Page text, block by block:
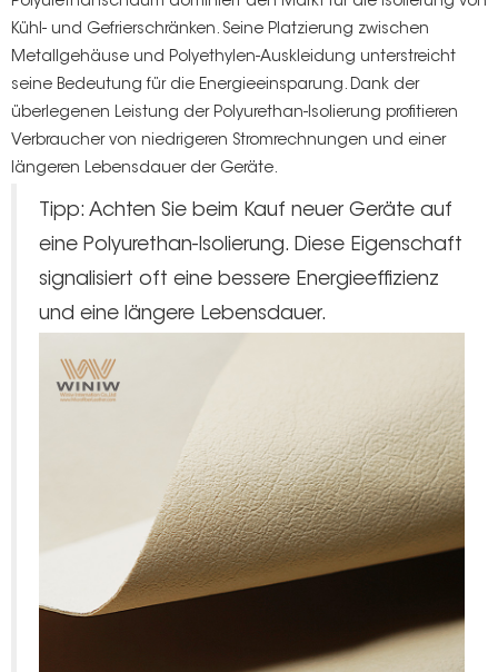
Kühl- und Gefrierschränken. Seine Platzierung zwischen
Metallgehäuse und Polyethylen-Auskleidung unterstreicht
seine Bedeutung für die Energieeinsparung. Dank der
überlegenen Leistung der Polyurethan-Isolierung profitieren
Verbraucher von niedrigeren Stromrechnungen und einer
längeren Lebensdauer der Geräte.
Tipp: Achten Sie beim Kauf neuer Geräte auf
eine Polyurethan-Isolierung. Diese Eigenschaft
signalisiert oft eine bessere Energieeffizienz
und eine längere Lebensdauer.